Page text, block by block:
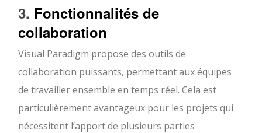
3. Fonctionnalités de
collaboration
Visual Paradigm propose des outils de
collaboration puissants, permettant aux équipes
de travailler ensemble en temps réel. Cela est
particulièrement avantageux pour les projets qui
nécessitent l’apport de plusieurs parties